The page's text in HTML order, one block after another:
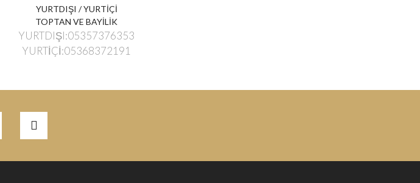
YURTDIŞI / YURTİÇİ
TOPTAN VE BAYİLİK
YURTDIŞI:05357376353
YURTİÇİ:05368372191